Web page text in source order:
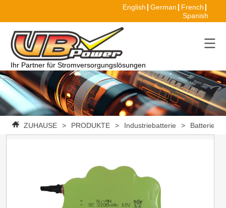
English German
French
Spanish
Ihr Partner für Stromversorgungslösungen
ZUHAUSE > PRODUKTE > Industriebatterie >